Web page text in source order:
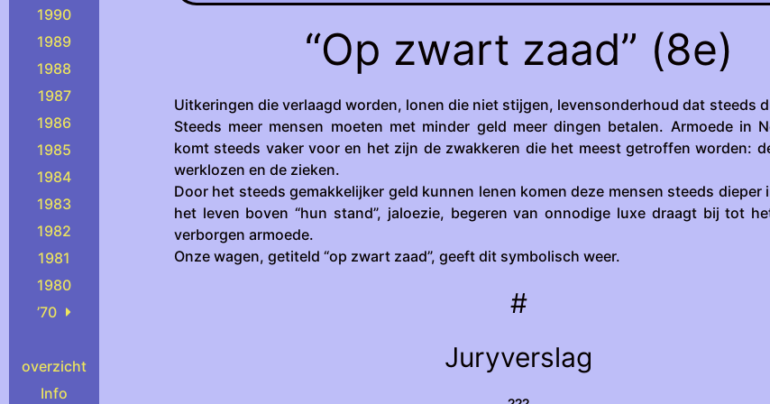
1990
1989
1988
1987
1986
1985
1984
1983
1982
1981
1980
’70
overzicht
Info
“Op zwart zaad” (8e)
Uitkeringen die verlaagd worden, lonen die niet stijgen, levensonderhoud dat steeds
Steeds meer mensen moeten met minder geld meer dingen betalen. Armoede in
komt steeds vaker voor en het zijn de zwakkeren die het meest getroffen worden:
werklozen en de zieken.
Door het steeds gemakkelijker geld kunnen lenen komen deze mensen steeds dieper
het leven boven “hun stand”, jaloezie, begeren van onnodige luxe draagt bij tot
verborgen armoede.
Onze wagen, getiteld “op zwart zaad”, geeft dit symbolisch weer.
#
Juryverslag